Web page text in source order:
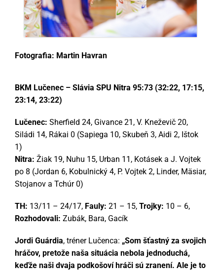
Fotografia: Martin Havran
BKM Lučenec – Slávia SPU Nitra 95:73 (32:22, 17:15,
23:14, 23:22)
Lučenec: Sherfield 24, Givance 21, V. Kneževič 20,
Siládi 14, Rákai 0 (Sapiega 10, Skubeň 3, Aidi 2, Ištok
1)
Nitra: Žiak 19, Nuhu 15, Urban 11, Kotásek a J. Vojtek
po 8 (Jordan 6, Kobulnický 4, P. Vojtek 2, Linder, Mäsiar,
Stojanov a Tchúr 0)
TH: 13/11 – 24/17, Fauly: 21 – 15, Trojky: 10 – 6,
Rozhodovali: Zubák, Bara, Gacík
Jordi Guárdia, tréner Lučenca: „Som šťastný za svojich
hráčov, pretože naša situácia nebola jednoduchá,
keďže naši dvaja podkošoví hráči sú zranení. Ale je to